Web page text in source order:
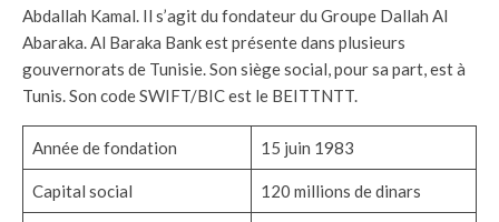
Abdallah Kamal. Il s’agit du fondateur du Groupe Dallah Al
Abaraka. Al Baraka Bank est présente dans plusieurs
gouvernorats de Tunisie. Son siège social, pour sa part, est à
Tunis. Son code SWIFT/BIC est le BEITTNTT.
Année de fondation 15 juin 1983
Capital social 120 millions de dinars